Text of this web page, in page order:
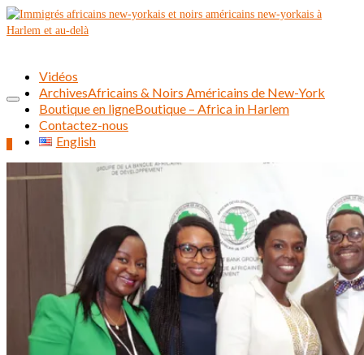
Rechercher :
Vidéos
ArchivesAfricains & Noirs Américains de New-York
Boutique en ligneBoutique – Africa in Harlem
Contactez-nous
English